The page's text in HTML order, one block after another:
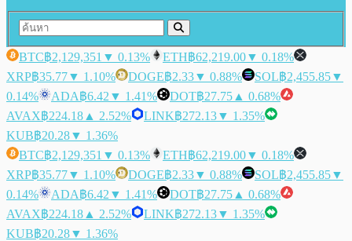
BTC฿2,129,351 ▼ 0.13% ETH฿62,219.00▼ 0.18%
XRP฿35.77▼ 1.10% DOGE฿2.33▼ 0.88% SOL฿2,455.85▼
0.14%
ADA฿6.42 ▼ 1.41% DOT฿27.75 ▲ 0.68%
AVAX฿224.18 ▲ 2.52% LINK฿272.13▼ 1.35%
KUB฿20.28▼ 1.36%
BTC฿2,129,351 ▼ 0.13% ETH฿62,219.00▼ 0.18%
XRP฿35.77▼ 1.10% DOGE฿2.33▼ 0.88% SOL฿2,455.85▼
0.14%
ADA฿6.42 ▼ 1.41% DOT฿27.75 ▲ 0.68%
AVAX฿224.18 ▲ 2.52% LINK฿272.13▼ 1.35%
KUB฿20.28▼ 1.36%